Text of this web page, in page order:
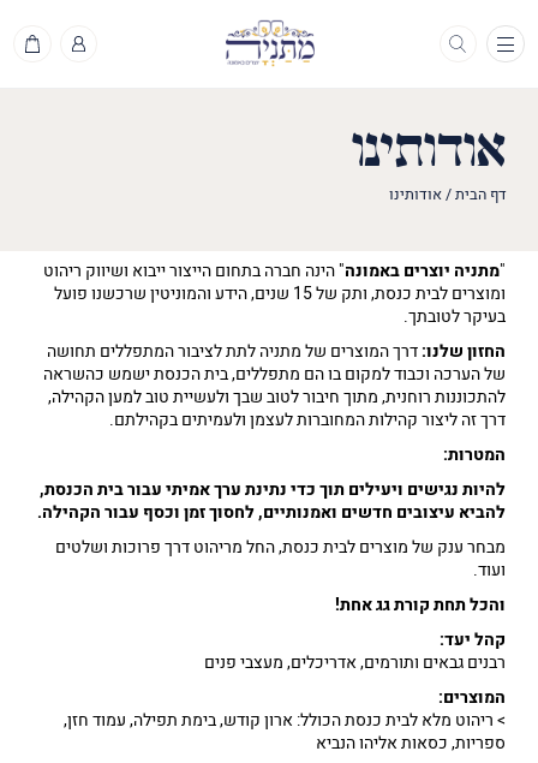
תפריט
אודותינו
דף הבית/אודותינו
"מתניה יוצרים באמונה" הינה חברה בתחום הייצור ייבוא ושיווק ריהוט
ומוצרים לבית כנסת, ותק של 15 שנים, הידע והמוניטין שרכשנו פועל
בעיקר לטובתך.
החזון שלנו:דרך המוצרים של מתניה לתת לציבור המתפללים תחושה
של הערכה וכבוד למקום בו הם מתפללים, בית הכנסת ישמש כהשראה
להתכוננות רוחנית, מתוך חיבור לטוב שבך ולעשיית טוב למען הקהילה,
דרך זה ליצור קהילות המחוברות לעצמן ולעמיתים בקהילתם.
המטרות:
להיות נגישים ויעילים תוך כדי נתינת ערך אמיתי עבור בית הכנסת,
להביא עיצובים חדשים ואמנותיים, לחסוך זמן וכסף עבור הקהילה.
מבחר ענק של מוצרים לבית כנסת, החל מריהוט דרך פרוכות ושלטים
ועוד.
והכל תחת קורת גג אחת!
קהל יעד:
רבנים גבאים ותורמים, אדריכלים, מעצבי פנים
המוצרים:
> ריהוט מלא לבית כנסת הכולל: ארון קודש, בימת תפילה, עמוד חזן,
ספריות, כסאות אליהו הנביא